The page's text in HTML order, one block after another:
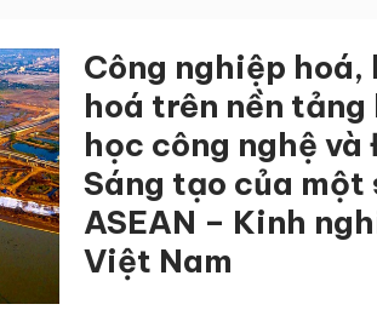
Công nghiệp hoá,
hoá trên nền tảng
học công nghệ và
Sáng tạo của một
ASEAN – Kinh
Việt Nam